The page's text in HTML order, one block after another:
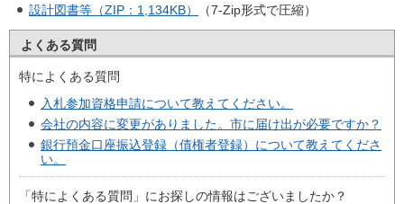
設計図書等（ZIP：1,134KB）
（7-Zip形式で圧縮）
よくある質問
特によくある質問
入札参加資格申請について教えてください。
会社の内容に変更がありました。市に届け出が必要ですか？
銀行預金口座振込登録（債権者登録）について教えてくださ
い。
「特によくある質問」にお探しの情報はございましたか？